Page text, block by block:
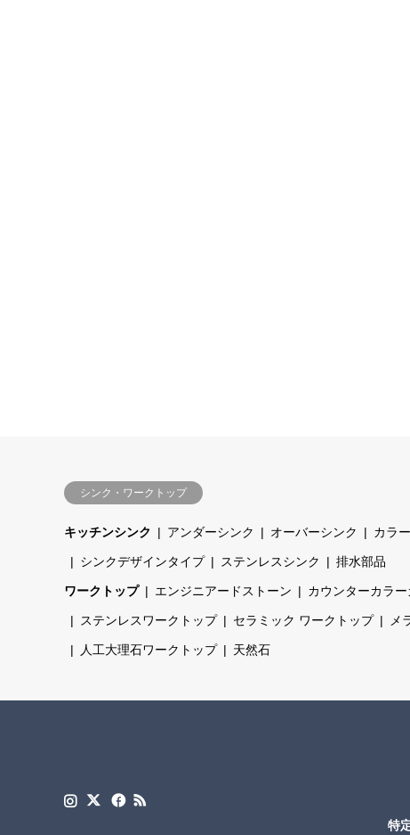
シンク・ワークトップ
キッチンシンク アンダーシンク オーバーシンク カラ
シンクデザインタイプ ステンレスシンク 排水部品
ワークトップ エンジニアードストーン カウンターカラー
ステンレスワークトップ セラミック ワークトップ メ
人工大理石ワークトップ 天然石
特